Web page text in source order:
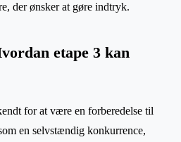
der ønsker at gøre indtryk.
etape 3 kan
for at være en forberedelse til
en selvstændig konkurrence,